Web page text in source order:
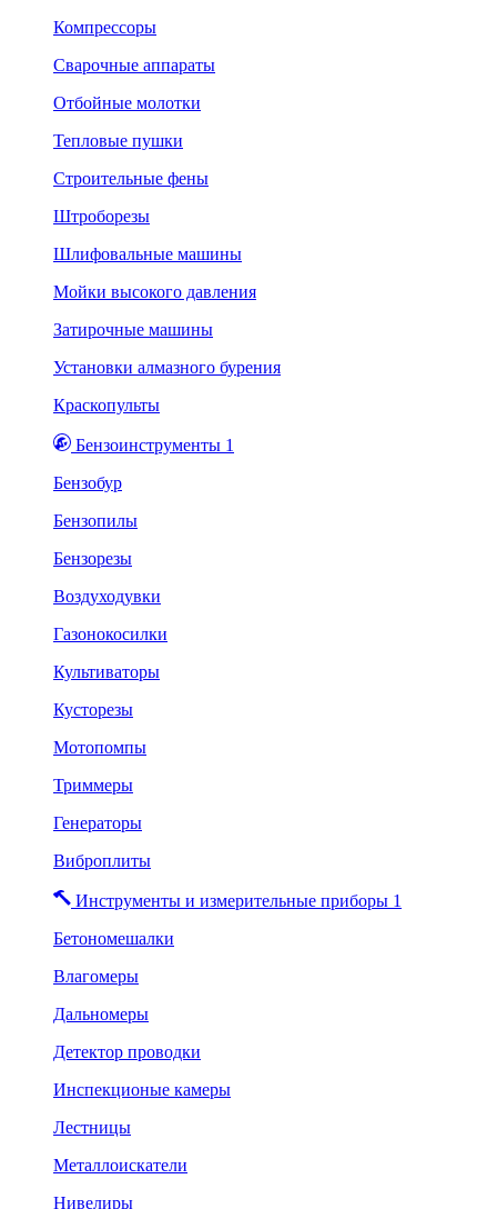
Компрессоры
Сварочные аппараты
Отбойные молотки
Тепловые пушки
Строительные фены
Штроборезы
Шлифовальные машины
Мойки высокого давления
Затирочные машины
Установки алмазного бурения
Краскопульты
Бензоинструменты 1
Бензобур
Бензопилы
Бензорезы
Воздуходувки
Газонокосилки
Культиваторы
Кусторезы
Мотопомпы
Триммеры
Генераторы
Виброплиты
Инструменты и измерительные приборы 1
Бетономешалки
Влагомеры
Дальномеры
Детектор проводки
Инспекционые камеры
Лестницы
Металлоискатели
Нивелиры